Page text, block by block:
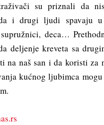
su priznali da
i drugi ljudi spavaju
deca…
deljenje kreveta sa
na naš san i da koristi za
kućnog ljubimca